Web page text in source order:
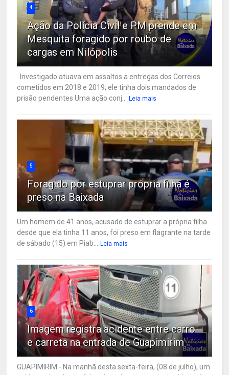
4
Ação da Polícia Civil e PM prende em
Mesquita foragido por roubo de
cargas em Nilópolis
Investigado atuava em assaltos a entregas dos Correios
cometidos em 2018 e 2019; ele tinha dois mandados de
prisão pendentes Uma ação conj... Leia mais
5
Foragido por estuprar própria filha é
preso na Baixada
Um homem de 41 anos, acusado de estuprar a própria filha
desde que ela tinha 11 anos, foi preso em flagrante na tarde
de sábado (15) em Piab... Leia mais
6
Imagem registra acidente entre carro
e carreta na entrada de Guapimirim
GUAPIMIRIM - Na manhã desta sexta-feira, (08 de julho), um